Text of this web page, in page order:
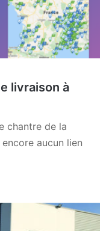
livraison à
chantre de la
aucun lien